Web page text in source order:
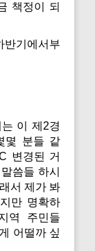
책정이 되
기에서부
이 제2경
몇 분들 같
변경된 거
씀들 하시
서 제가 봐
만 명확하
역 주민들
어떨까 싶